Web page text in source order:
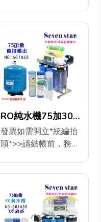
式快拆PP5微米濾心
第二道：卡式快拆
100%椰殼活性炭濾
心 第三道：卡式快拆
壓縮炭柱活性炭濾心
第四道：直接輸出RO
膜400加 第五道：ST
椰殼顆粒活性炭濾心
第六道： ST奈米銀除
菌濾心 配件：1. 3分
耐沖級6米PE水管2.2
分耐沖級6米PE水管3.
進水三通4.3分電鍍球
閥4. 板手5.白鐵鵝頸
吊片.6.304白鐵鵝頸
龍頭
星淨水】
水機**面板+骨架/烤
漆白色**304白鐵鵝頸
龍頭** ***贈送安全斷
水閥 *** 更換濾心/維
護機器>安裝圖索取>
永久免費專業技術咨
詢
ID>@s0937323592
+購貨號:601245年份
>1070元 第一道：
PP5微米濾心 第二
道：壓縮炭柱活性炭
濾心 第三道：壓縮炭
柱活性炭濾心 第四
RO純水機75加304
白鐵架10 英吋濾心
(自動水質顯
示)NO:601465【七
星淨水】
發票如需開立*統編抬
頭*>>請結帳前，務必
洗RO純水機(304白鐵
腳架型) 24H/75G{水
質偵測水硬度顯示}